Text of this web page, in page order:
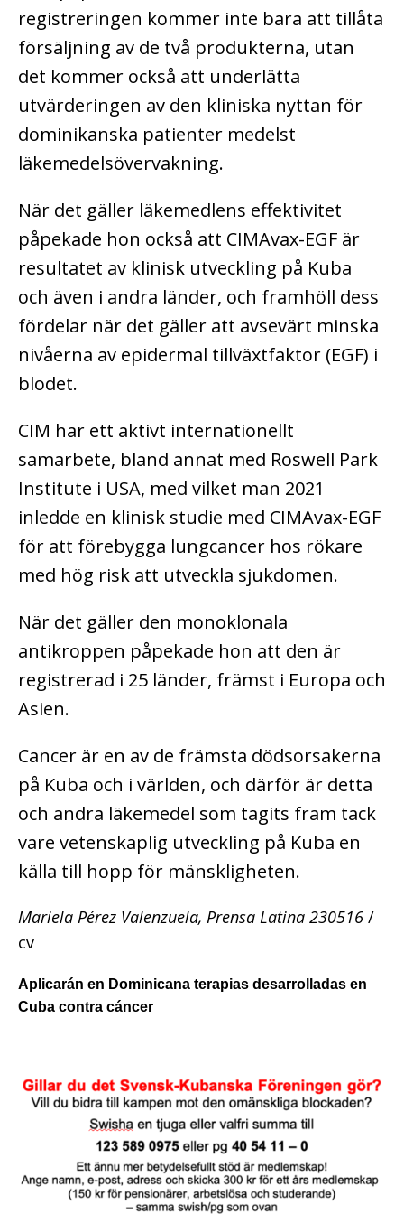
registreringen kommer inte bara att tillåta
försäljning av de två produkterna, utan
det kommer också att underlätta
utvärderingen av den kliniska nyttan för
dominikanska patienter medelst
läkemedelsövervakning.
När det gäller läkemedlens effektivitet
påpekade hon också att CIMAvax-EGF är
resultatet av klinisk utveckling på Kuba
och även i andra länder, och framhöll dess
fördelar när det gäller att avsevärt minska
nivåerna av epidermal tillväxtfaktor (EGF) i
blodet.
CIM har ett aktivt internationellt
samarbete, bland annat med Roswell Park
Institute i USA, med vilket man 2021
inledde en klinisk studie med CIMAvax-EGF
för att förebygga lungcancer hos rökare
med hög risk att utveckla sjukdomen.
När det gäller den monoklonala
antikroppen påpekade hon att den är
registrerad i 25 länder, främst i Europa och
Asien.
Cancer är en av de främsta dödsorsakerna
på Kuba och i världen, och därför är detta
och andra läkemedel som tagits fram tack
vare vetenskaplig utveckling på Kuba en
källa till hopp för mänskligheten.
Mariela Pérez Valenzuela, Prensa Latina 230516 /
cv
Aplicarán en Dominicana terapias desarrolladas en
Cuba contra cáncer